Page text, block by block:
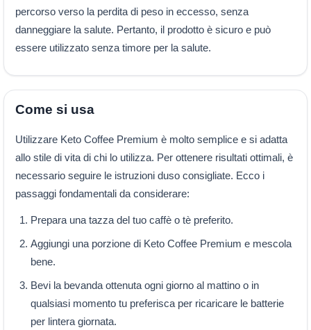
percorso verso la perdita di peso in eccesso, senza
danneggiare la salute. Pertanto, il prodotto è sicuro e può
essere utilizzato senza timore per la salute.
Come si usa
Utilizzare Keto Coffee Premium è molto semplice e si adatta
allo stile di vita di chi lo utilizza. Per ottenere risultati ottimali, è
necessario seguire le istruzioni duso consigliate. Ecco i
passaggi fondamentali da considerare:
Prepara una tazza del tuo caffè o tè preferito.
Aggiungi una porzione di Keto Coffee Premium e mescola
bene.
Bevi la bevanda ottenuta ogni giorno al mattino o in
qualsiasi momento tu preferisca per ricaricare le batterie
per lintera giornata.